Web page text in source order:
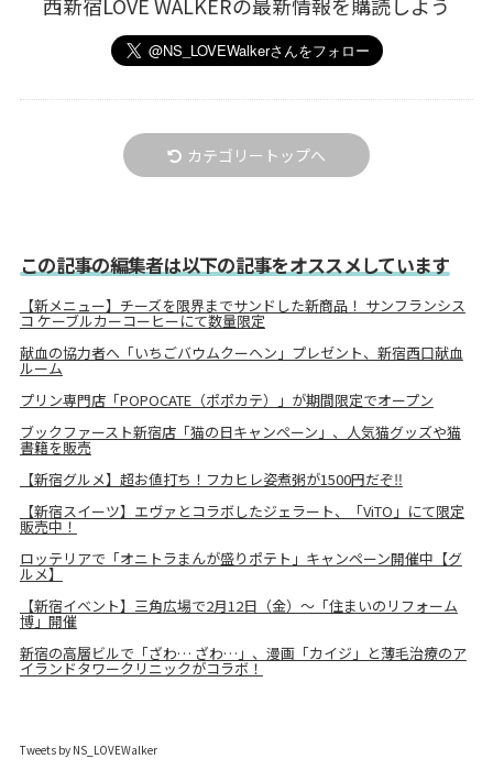
西新宿LOVE WALKERの最新情報を購読しよう
カテゴリートップへ
この記事の編集者は以下の記事をオススメしています
【新メニュー】チーズを限界までサンドした新商品！ サンフランシス
コ ケーブルカーコーヒーにて数量限定
献血の協力者へ「いちごバウムクーヘン」プレゼント、新宿西口献血
ルーム
プリン専門店「POPOCATE（ポポカテ）」が期間限定でオープン
ブックファースト新宿店「猫の日キャンペーン」、人気猫グッズや猫
書籍を販売
【新宿グルメ】超お値打ち！フカヒレ姿煮粥が1500円だぞ‼
【新宿スイーツ】エヴァとコラボしたジェラート、「ViTO」にて限定
販売中！
ロッテリアで「オニトラまんが盛りポテト」キャンペーン開催中【グ
ルメ】
【新宿イベント】三角広場で2月12日（金）～「住まいのリフォーム
博」開催
新宿の高層ビルで「ざわ… ざわ…」、漫画「カイジ」と薄毛治療のア
イランドタワークリニックがコラボ！
Tweets by NS_LOVEWalker